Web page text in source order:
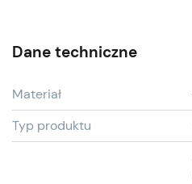
Dane techniczne
Materiał
Typ produktu